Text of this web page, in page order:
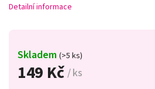
149 Kč / ks
Skladem (>5 ks)
Detailní informace